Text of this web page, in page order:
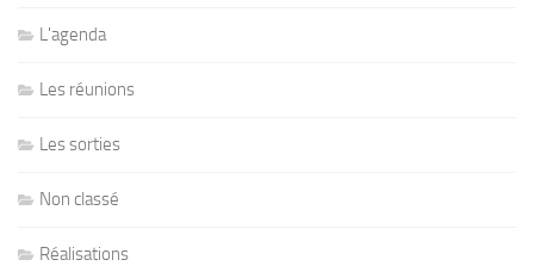
L'agenda
Les réunions
Les sorties
Non classé
Réalisations